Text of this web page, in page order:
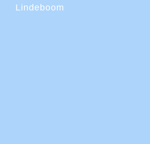
Lindeboom